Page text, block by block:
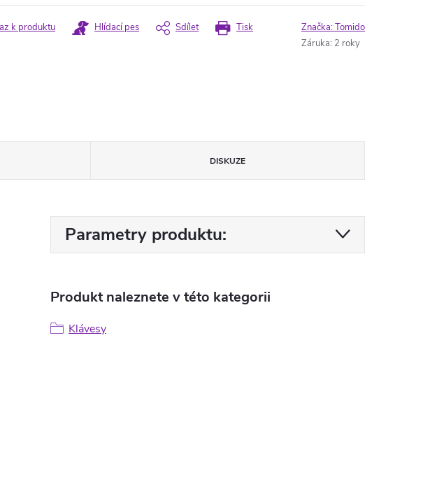
Tisk
k produktu Hlídací pes Sdílet Značka:Tomido
Záruka: 2 roky
DISKUZE
Parametry produktu:
Produkt naleznete v této kategorii
Klávesy